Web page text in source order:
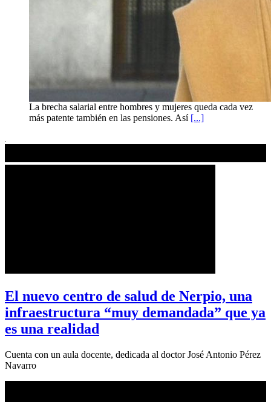
La brecha salarial entre hombres y mujeres queda cada vez
más patente también en las pensiones. Así [...]
El nuevo centro de salud de Nerpio, una
infraestructura “muy demandada” que ya
es una realidad
Cuenta con un aula docente, dedicada al doctor José Antonio Pérez
Navarro